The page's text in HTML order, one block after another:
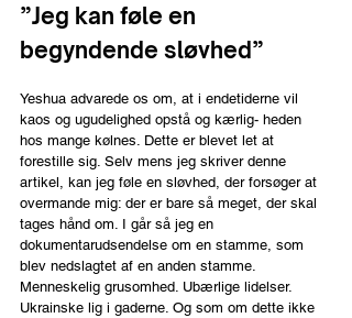
”Jeg kan føle en
begyndende sløvhed”
Yeshua advarede os om, at i endetiderne vil
kaos og ugudelighed opstå og kærlig- heden
hos mange kølnes. Dette er blevet let at
forestille sig. Selv mens jeg skriver denne
artikel, kan jeg føle en sløvhed, der forsøger at
overmande mig: der er bare så meget, der skal
tages hånd om. I går så jeg en
dokumentarudsendelse om en stamme, som
blev nedslagtet af en anden stamme.
Menneskelig grusomhed. Ubærlige lidelser.
Ukrainske lig i gaderne. Og som om dette ikke